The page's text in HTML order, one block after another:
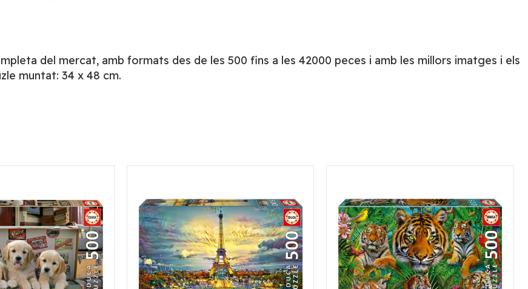
del mercat, amb formats des de les 500 fins a les 42000 peces i amb les millors imatges i els
muntat: 34 x 48 cm.